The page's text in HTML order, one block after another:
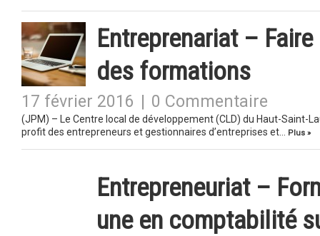
Entreprenariat –
des formations
17 février 2016 0 Commentaire
(JPM) – Le Centre local de développement (CLD) du Haut-
profit des entrepreneurs et gestionnaires d’entreprises et…
Plus »
Entrepreneuriat –
une en comptabilité